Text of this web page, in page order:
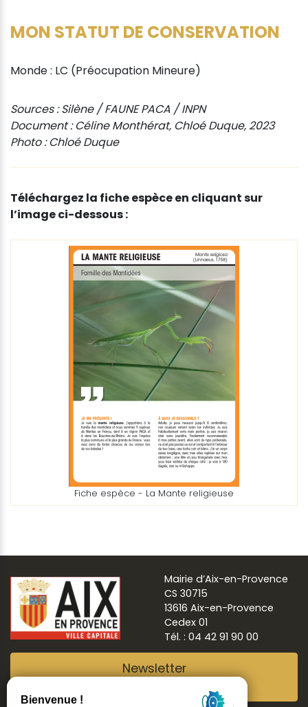
MON STATUT DE CONSERVATION
Monde : LC (Préocupation Mineure)
Sources : Silène / FAUNE PACA / INPN
Document : Céline Monthérat, Chloé Duque, 2023
Photo : Chloé Duque
Téléchargez la fiche espèce en cliquant sur
l’image ci-dessous :
Fiche espèce - La Mante religieuse
Mairie d’Aix-en-Provence
CS 30715
13616 Aix-en-Provence
Cedex 01
Tél. : 04 42 91 90 00
Newsletter